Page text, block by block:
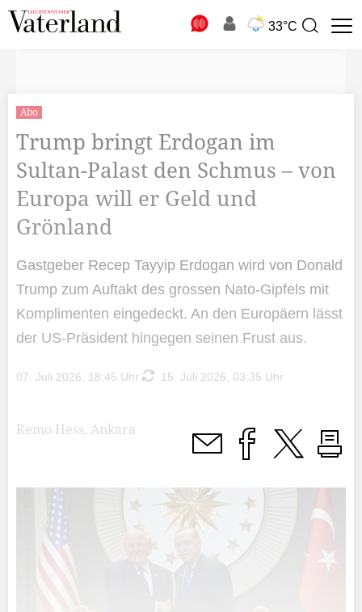
33°C
Suchbegriff
Abo
Trump bringt Erdogan im
Sultan-Palast den Schmus – von
Europa will er Geld und
Grönland
Gastgeber Recep Tayyip Erdogan wird von Donald
Trump zum Auftakt des grossen Nato-Gipfels mit
Komplimenten eingedeckt. An den Europäern lässt
der US-Präsident hingegen seinen Frust aus.
07. Juli 2026, 18:45 Uhr 15. Juli 2026, 03:35 Uhr
Remo Hess, Ankara